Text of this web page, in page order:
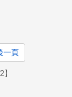
一頁